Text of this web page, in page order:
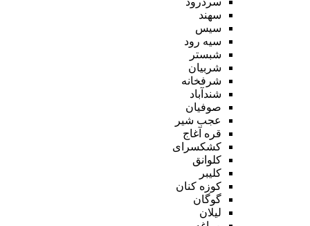
سهند
سیس
سیه رود
شبستر
شربیان
شرفخانه
شندآباد
صوفیان
عجب شیر
قره آغاج
کشکسرای
کلوانق
کلیبر
کوزه کنان
گوگان
لیلان